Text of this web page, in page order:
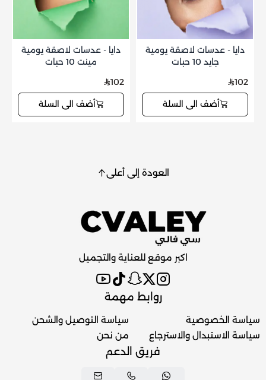
دايا - عدسات لاصقة يومية
جايد 10 حبات
102
أضف الى السلة
دايا - عدسات لاصقة يومية
مينت 10 حبات
102
أضف الى السلة
العودة إلى أعلى
اكبر موقع للعناية والتجميل
روابط مهمة
سياسة الخصوصية
سياسة الاستبدال والاسترجاع
سياسة التوصيل والشحن
من نحن
فريق الدعم